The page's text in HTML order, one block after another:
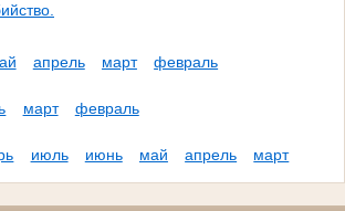
апрель март
февраль
март
февраль
июль июнь май апрель март